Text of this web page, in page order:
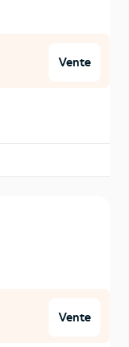
Vente
Vente